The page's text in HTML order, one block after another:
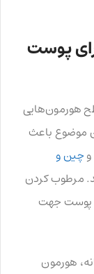
پوست
هورمون‌هایی
موضوع باعث
چین و
مرطوب کردن
پوست جهت
هورمون